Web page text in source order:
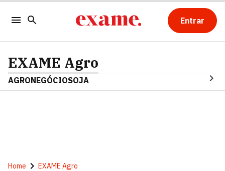
Entrar
EXAME Agro
AGRONEGÓCIOSOJA
Home EXAME Agro